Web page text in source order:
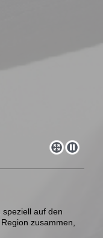
, speziell auf den
zusammen,